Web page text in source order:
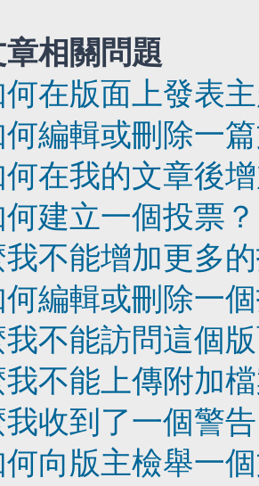
相關問題
在版面上發表
編輯或刪除一
在我的文章後
建立一個投票？
不能增加更多
編輯或刪除一
不能訪問這個
不能上傳附加
收到了一個警
向版主檢舉一